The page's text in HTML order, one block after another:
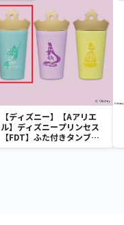
【ディズニー】【Aアリエ
ル】ディズニープリンセス
【FDT】ふた付きタンブラ
ー